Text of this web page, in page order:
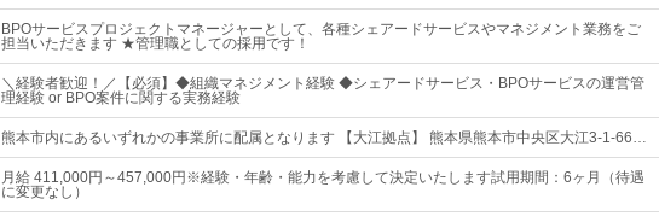
BPOサービスプロジェクトマネージャーとして、各種シェアードサービスやマネジメント業務をご
担当いただきます ★管理職としての採用です！
＼経験者歓迎！／【必須】◆組織マネジメント経験 ◆シェアードサービス・BPOサービスの運営管
理経験 or BPO案件に関する実務経験
熊本市内にあるいずれかの事業所に配属となります 【大江拠点】 熊本県熊本市中央区大江3-1-66…
月給 411,000円～457,000円※経験・年齢・能力を考慮して決定いたします試用期間：6ヶ月（待遇
に変更なし）